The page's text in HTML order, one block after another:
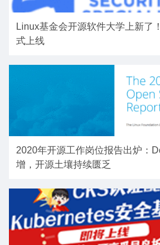
Linux基金会开源软件大学上新了
式上线
2020年开源工作岗位报告出炉：
增，开源土壤持续匮乏